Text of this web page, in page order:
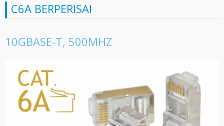
C6A BERPERISAI
10GBASE-T, 500MHZ